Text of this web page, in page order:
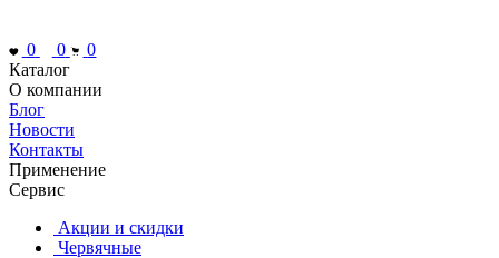
0 0
0
Каталог
О компании
Блог
Новости
Контакты
Применение
Сервис
Акции и скидки
Червячные